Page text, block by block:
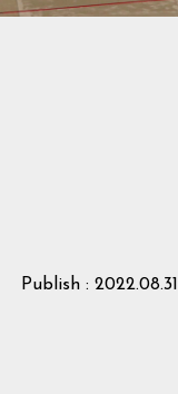
Publish : 2022.08.31